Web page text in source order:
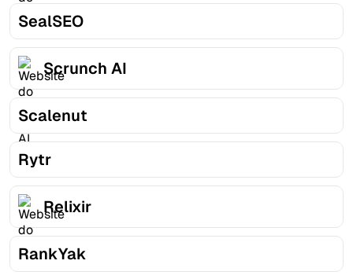
SealSEO
Scrunch AI
Scalenut
Rytr
Relixir
RankYak